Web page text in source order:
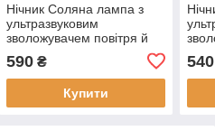
Нічник Соляна лампа з
ультразвуковим
зволожувачем повітря й
резервуаром для олії
Білий
590₴
Купити
олії
540